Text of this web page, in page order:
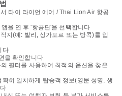
타이 라이언 에어 / Thai Lion Air 항공
을 연 후 '항공편'을 선택합니다
지(예: 발리, 싱가포르 또는 방콕)를 입
다
을 확인합니다
필터를 사용하여 최적의 옵션을 찾은
히 일치하게 탑승객 정보(영문 성명, 생